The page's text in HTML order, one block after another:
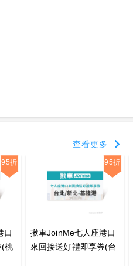
查看更多
95折
口
(桃
95折
揪車JoinMe七人座港口
來回接送好禮即享券(台